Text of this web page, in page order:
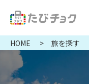
HOME 旅を探す